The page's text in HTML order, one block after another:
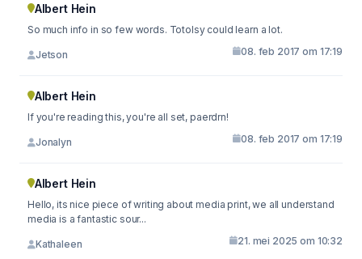
Albert Hein
So much info in so few words. Totolsy could learn a lot.
Jetson 08. feb 2017 om 17:19
Albert Hein
If you're reading this, you're all set, paerdrn!
Jonalyn 08. feb 2017 om 17:19
Albert Hein
Hello, its nice piece of writing about media print, we all understand
media is a fantastic sour...
Kathaleen 21. mei 2025 om 10:32